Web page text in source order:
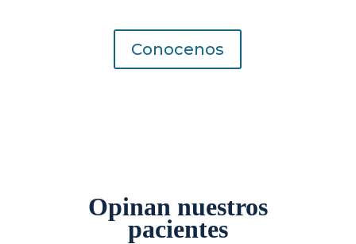
Conocenos
Opinan nuestros
pacientes